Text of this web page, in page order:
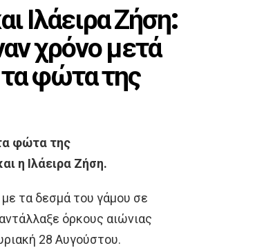
Ιλάειρα Ζήση:
χρόνο μετά
φώτα της
φώτα της
η Ιλάειρα Ζήση.
τα δεσμά του γάμου σε
όρκους αιώνιας
28 Αυγούστου.